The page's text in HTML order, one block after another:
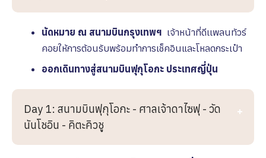
นัดหมาย ณ สนามบินกรุงเทพฯ เจ้าหน้าที่ดีเเพลนทัวร์
คอยให้การต้อนรับพร้อมทำการเช็คอินและโหลดกระเป๋า
ออกเดินทางสู่สนามบินฟุกุโอกะ ประเทศญี่ปุ่น
Day 1: สนามบินฟุกุโอกะ - ศาลเจ้าดาไซฟุ - วัด
นันโชอิน - คิตะคิวชู